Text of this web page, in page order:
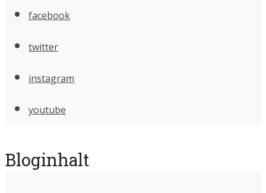
facebook
twitter
instagram
youtube
Bloginhalt